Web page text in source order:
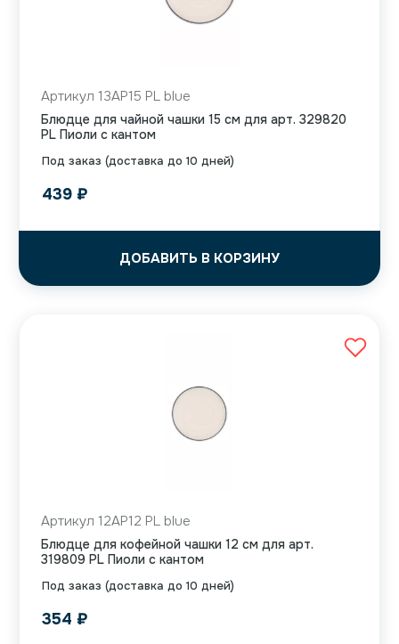
Под заказ (доставка до 10 дней)
Артикул 13AP15 PL blue
Блюдце для чайной чашки 15 см для арт. 329820
PL Пиоли с кантом
439 ₽
ДОБАВИТЬ В КОРЗИНУ
Под заказ (доставка до 10 дней)
Артикул 12AP12 PL blue
Блюдце для кофейной чашки 12 см для арт.
319809 PL Пиоли с кантом
354 ₽